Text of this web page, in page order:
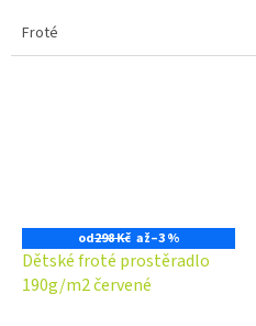
Froté
od298 Kč až–3 %
Dětské froté prostěradlo
190g/m2 červené